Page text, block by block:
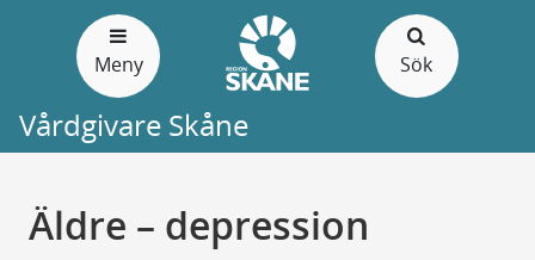
Meny Sök
Vårdgivare Skåne
Äldre – depression